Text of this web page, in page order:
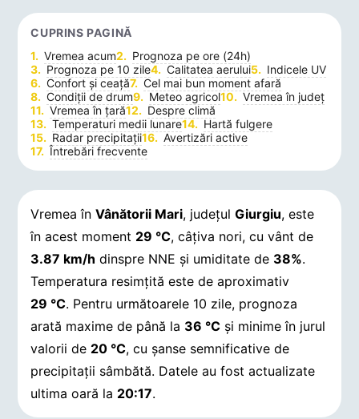
CUPRINS PAGINĂ
Vremea acum
Prognoza pe ore (24h)
Prognoza pe 10 zile
Calitatea aerului
Indicele UV
Confort și ceață
Cel mai bun moment afară
Condiții de drum
Meteo agricol
Vremea în județ
Vremea în țară
Despre climă
Temperaturi medii lunare
Hartă fulgere
Radar precipitații
Avertizări active
Întrebări frecvente
Vremea înVânătorii Mari, județulGiurgiu, este
în acest moment 29 °C, câțiva nori, cu vânt de
3.87 km/h dinspre NNE și umiditate de 38%.
Temperatura resimțită este de aproximativ
29 °C. Pentru următoarele 10 zile, prognoza
arată maxime de până la 36 °C și minime în jurul
valorii de 20 °C, cu șanse semnificative de
precipitații sâmbătă. Datele au fost actualizate
ultima oară la 20:17.